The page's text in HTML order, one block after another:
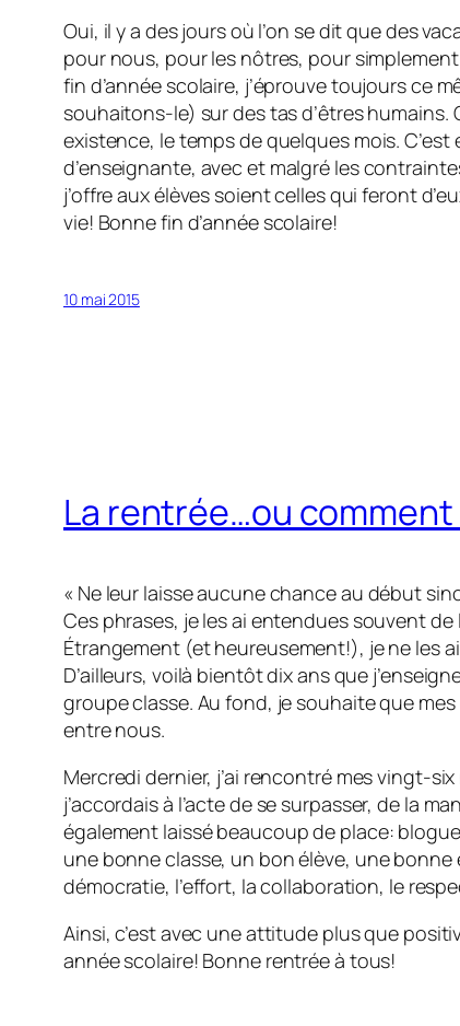
Oui, il y a des jours où l’on se dit que des
pour nous, pour les nôtres, pour
fin d’année scolaire, j’éprouve toujours ce
souhaitons-le) sur des tas d’êtres
existence, le temps de quelques mois.
d’enseignante, avec et malgré les
j’offre aux élèves soient celles qui feront
vie! Bonne fin d’année scolaire!
10 mai 2015
La rentrée…ou
« Ne leur laisse aucune chance au début
Ces phrases, je les ai entendues souvent
Étrangement (et heureusement!), je ne les
D’ailleurs, voilà bientôt dix ans que
groupe classe. Au fond, je souhaite que
entre nous.
Mercredi dernier, j’ai rencontré mes vingt-
j’accordais à l’acte de se surpasser, de la
également laissé beaucoup de place:
une bonne classe, un bon élève, une
démocratie, l’effort, la collaboration, le
Ainsi, c’est avec une attitude plus que
année scolaire! Bonne rentrée à tous!